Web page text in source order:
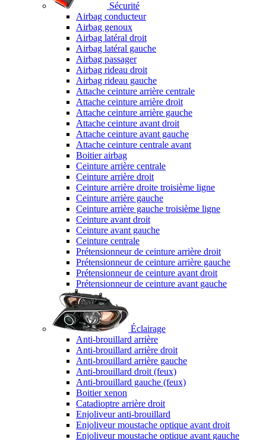
Sécurité
Airbag conducteur
Airbag genoux
Airbag latéral droit
Airbag latéral gauche
Airbag passager
Airbag rideau droit
Airbag rideau gauche
Attache ceinture arrière centrale
Attache ceinture arrière droit
Attache ceinture arrière gauche
Attache ceinture avant droit
Attache ceinture avant gauche
Attache ceinture centrale avant
Boitier airbag
Ceinture arrière centrale
Ceinture arrière droit
Ceinture arrière droite troisième ligne
Ceinture arrière gauche
Ceinture arrière gauche troisième ligne
Ceinture avant droit
Ceinture avant gauche
Ceinture centrale
Prétensionneur de ceinture arrière droit
Prétensionneur de ceinture arrière gauche
Prétensionneur de ceinture avant droit
Prétensionneur de ceinture avant gauche
Éclairage
Anti-brouillard arrière
Anti-brouillard arrière droit
Anti-brouillard arrière gauche
Anti-brouillard droit (feux)
Anti-brouillard gauche (feux)
Boitier xenon
Catadioptre arrière droit
Enjoliveur anti-brouillard
Enjoliveur moustache optique avant droit
Enjoliveur moustache optique avant gauche